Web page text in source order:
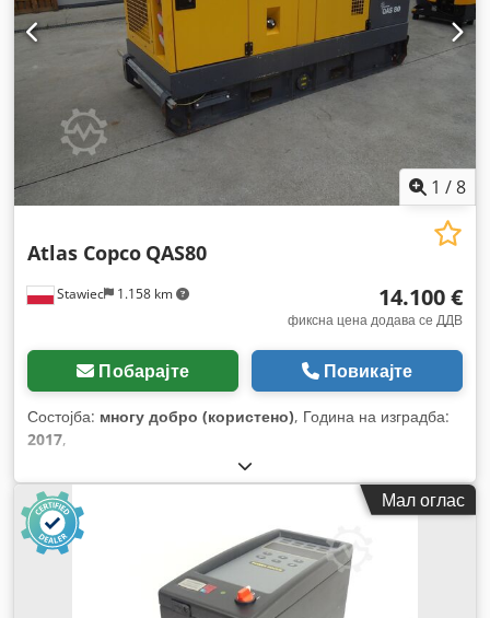
1 /8
Stawiec 1.158 km
Atlas Copco QAS80
14.100 €
фиксна цена додава се ДДВ
Побарајте Повикајте
Состојба: многу добро (користено), Година на изградба:
2017,
Мал оглас